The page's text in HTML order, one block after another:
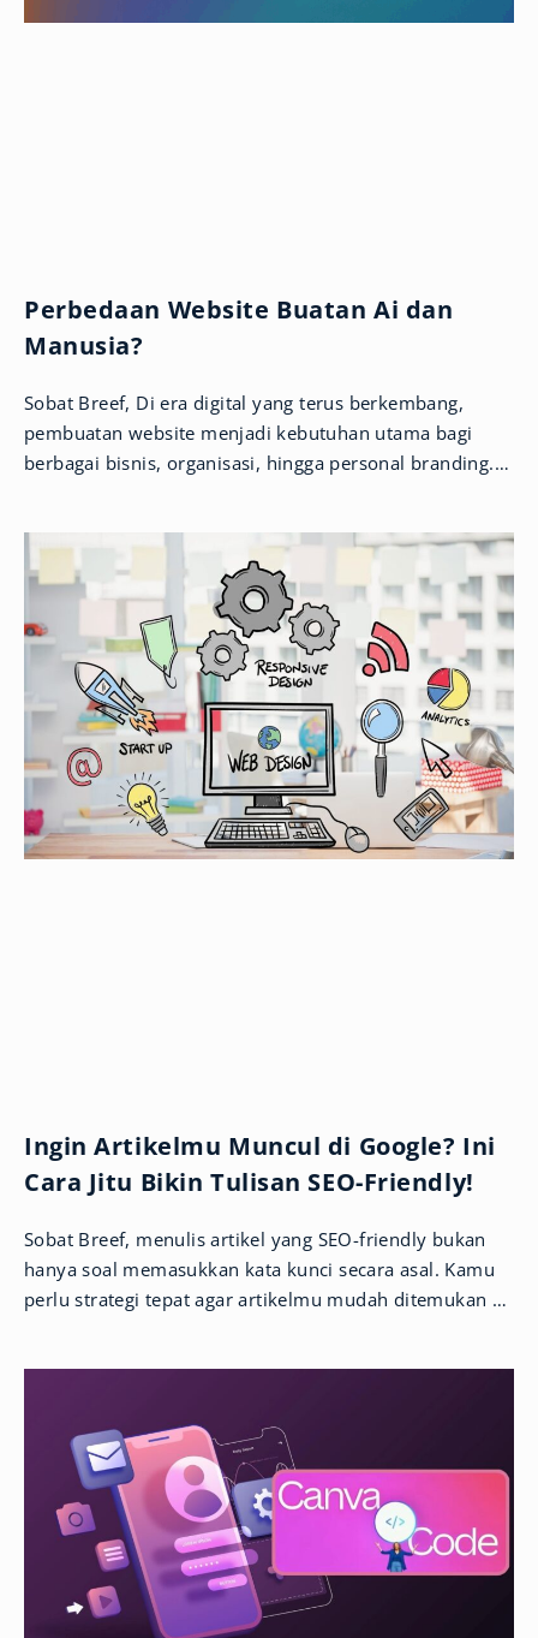
Perbedaan Website Buatan Ai dan
Manusia?
Sobat Breef, Di era digital yang terus berkembang,
pembuatan website menjadi kebutuhan utama bagi
berbagai bisnis, organisasi, hingga personal branding.
Ingin Artikelmu Muncul di Google? Ini
Cara Jitu Bikin Tulisan SEO-Friendly!
Sobat Breef, menulis artikel yang SEO-friendly bukan
hanya soal memasukkan kata kunci secara asal. Kamu
perlu strategi tepat agar artikelmu mudah ditemukan di